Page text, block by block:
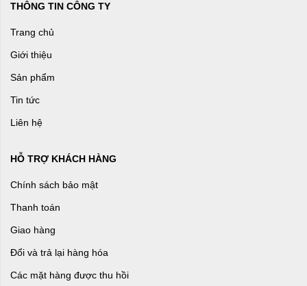
THÔNG TIN CÔNG TY
Trang chủ
Giới thiệu
Sản phẩm
Tin tức
Liên hệ
HỖ TRỢ KHÁCH HÀNG
Chính sách bảo mật
Thanh toán
Giao hàng
Đổi và trả lại hàng hóa
Các mặt hàng được thu hồi